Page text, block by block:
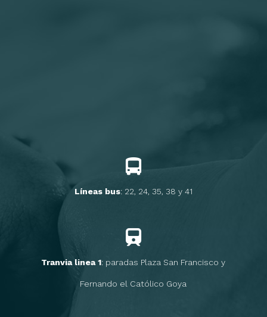
Líneas bus: 22, 24, 35, 38 y 41
Tranvia linea 1: paradas Plaza San Francisco y
Fernando el Católico Goya